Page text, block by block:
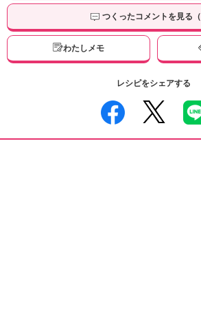
つくったコメントを見る（
わたしメモ
レシピをシェアする